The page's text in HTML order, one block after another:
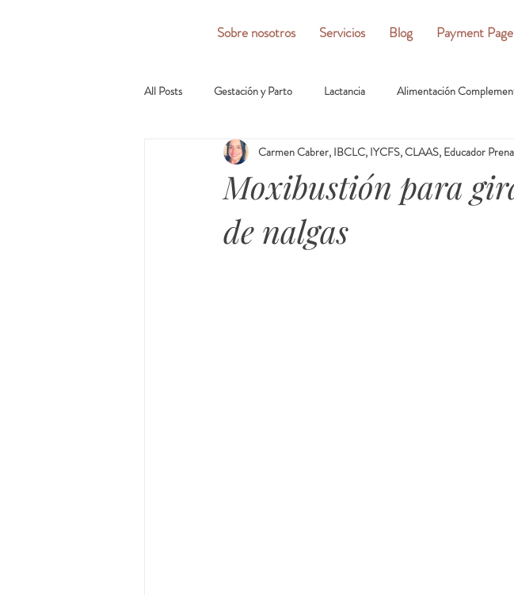
Sobre nosotros Servicios Blog Payment Page
All Posts Gestación y Parto Lactancia Alimentación
Moxibustión para
de nalgas
Carmen Cabrer, IBCLC, IYCFS, CLAAS, Educador